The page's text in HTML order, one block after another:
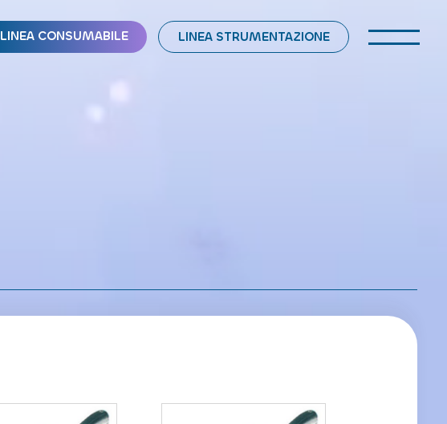
LINEA CONSUMABILE LINEA STRUMENTAZIONE